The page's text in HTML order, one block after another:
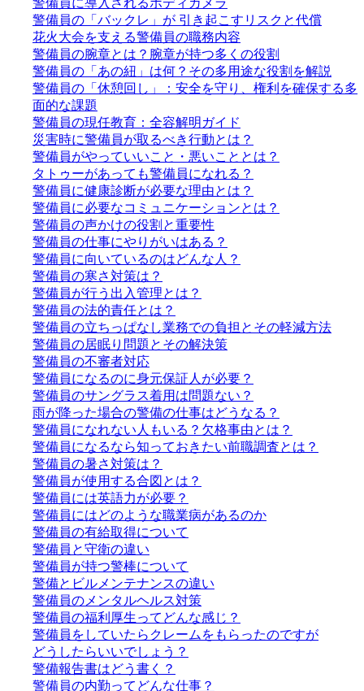
警備員に導入されるボディカメラ
警備員の「バックレ」が 引き起こすリスクと代償
花火大会を支える警備員の職務内容
警備員の腕章とは？腕章が持つ多くの役割
警備員の「あの紐」は何？その多用途な役割を解説
警備員の「休憩回し」：安全を守り、権利を確保する多
面的な課題
警備員の現任教育：全容解明ガイド
災害時に警備員が取るべき行動とは？
警備員がやっていいこと・悪いこととは？
タトゥーがあっても警備員になれる？
警備員に健康診断が必要な理由とは？
警備員に必要なコミュニケーションとは？
警備員の声かけの役割と重要性
警備員の仕事にやりがいはある？
警備員に向いているのはどんな人？
警備員の寒さ対策は？
警備員が行う出入管理とは？
警備員の法的責任とは？
警備員の立ちっぱなし業務での負担とその軽減方法
警備員の居眠り問題とその解決策
警備員の不審者対応
警備員になるのに身元保証人が必要？
警備員のサングラス着用は問題ない？
雨が降った場合の警備の仕事はどうなる？
警備員になれない人もいる？欠格事由とは？
警備員になるなら知っておきたい前職調査とは？
警備員の暑さ対策は？
警備員が使用する合図とは？
警備員には英語力が必要？
警備員にはどのような職業病があるのか
警備員の有給取得について
警備員と守衛の違い
警備員が持つ警棒について
警備とビルメンテナンスの違い
警備員のメンタルヘルス対策
警備員の福利厚生ってどんな感じ？
警備員をしていたらクレームをもらったのですが
どうしたらいいでしょう？
警備報告書はどう書く？
警備員の内勤ってどんな仕事？